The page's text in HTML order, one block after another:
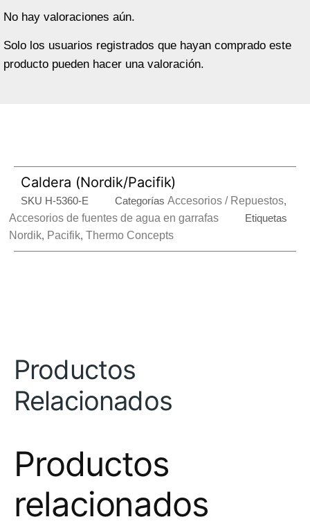
No hay valoraciones aún.
Solo los usuarios registrados que hayan comprado este
producto pueden hacer una valoración.
Caldera (Nordik/Pacifik)
SKU H-5360-E Categorías Accesorios / Repuestos,
Accesorios de fuentes de agua en garrafas
Etiquetas
Nordik, Pacifik, Thermo Concepts
Productos
Relacionados
Productos
relacionados